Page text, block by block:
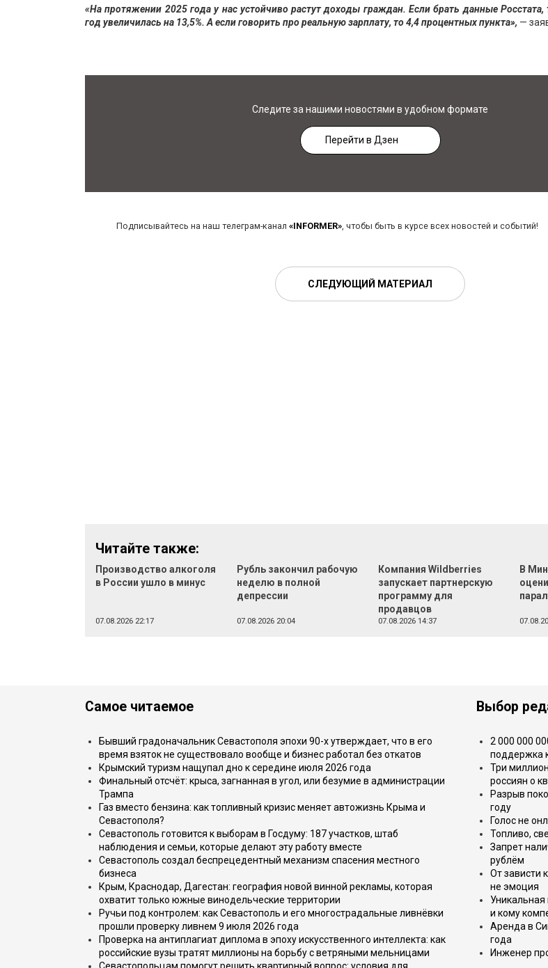
«На протяжении 2025 года у нас устойчиво растут доходы граждан. Если брать данные Росстата,
год увеличилась на 13,5%. А если говорить про реальную зарплату, то 4,4 процентных пункта», —
Следите за нашими новостями в удобном формате
Перейти в Дзен
Подписывайтесь на наш телеграм-канал «INFORMER», чтобы быть в курсе всех новостей и событий!
СЛЕДУЮЩИЙ МАТЕРИАЛ
Читайте также:
Производство алкоголя
в России ушло в минус
07.08.2026 22:17
Рубль закончил рабочую
неделю в полной
депрессии
07.08.2026 20:04
Компания Wildberries
запускает партнерскую
программу для
продавцов
07.08.2026 14:37
В
Самое читаемое
Бывший градоначальник Севастополя эпохи 90-х утверждает, что в его
время взяток не существовало вообще и бизнес работал без откатов
Крымский туризм нащупал дно к середине июля 2026 года
Финальный отсчёт: крыса, загнанная в угол, или безумие в администрации
Трампа
Газ вместо бензина: как топливный кризис меняет автожизнь Крыма и
Севастополя?
Севастополь готовится к выборам в Госдуму: 187 участков, штаб
наблюдения и семьи, которые делают эту работу вместе
Севастополь создал беспрецедентный механизм спасения местного
бизнеса
Крым, Краснодар, Дагестан: география новой винной рекламы, которая
охватит только южные винодельческие территории
Ручьи под контролем: как Севастополь и его многострадальные ливнёвки
прошли проверку ливнем 9 июля 2026 года
Проверка на антиплагиат диплома в эпоху искусственного интеллекта: как
российские вузы тратят миллионы на борьбу с ветряными мельницами
Выбор
2 000 000
поддержка
Три
россиян о
Разрыв
году
Голос не
Топливо,
Запрет
рублём
От зависти
не эмоция
и кому
Аренда в
года
Инженер